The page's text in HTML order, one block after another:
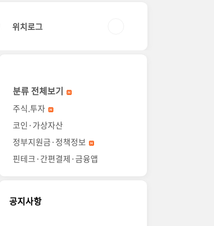
위치로그
분류 전체보기
주식.투자
코인·가상자산
정부지원금·정책정보
핀테크·간편결제·금융앱
공지사항